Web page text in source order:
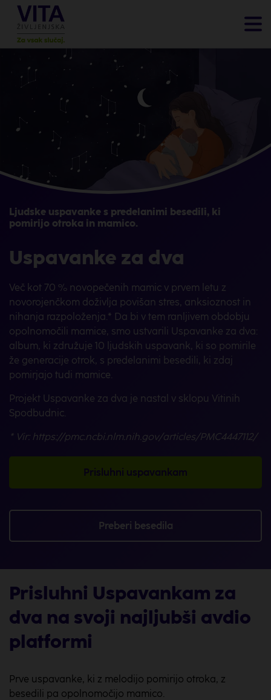
Ljudske uspavanke s predelanimi besedili, ki
pomirijo otroka in mamico.
Uspavanke za dva
Več kot 70 % novopečenih mamic v prvem letu z
novorojenčkom doživlja povišan stres, anksioznost in
nihanja razpoloženja.* Da bi v tem ranljivem obdobju
opolnomočili mamice, smo ustvarili Uspavanke za dva:
album, ki združuje 10 ljudskih uspavank, ki so pomirile
že generacije otrok, s predelanimi besedili, ki zdaj
pomirjajo tudi mamice.
Projekt Uspavanke za dva je nastal v sklopu Vitinih
Spodbudnic.
* Vir: https://pmc.ncbi.nlm.nih.gov/articles/PMC4447112/
Prisluhni uspavankam
Preberi besedila
Prisluhni Uspavankam za
dva na svoji najljubši avdio
platformi
Prve uspavanke, ki z melodijo pomirijo otroka, z
besedili pa opolnomočijo mamico.